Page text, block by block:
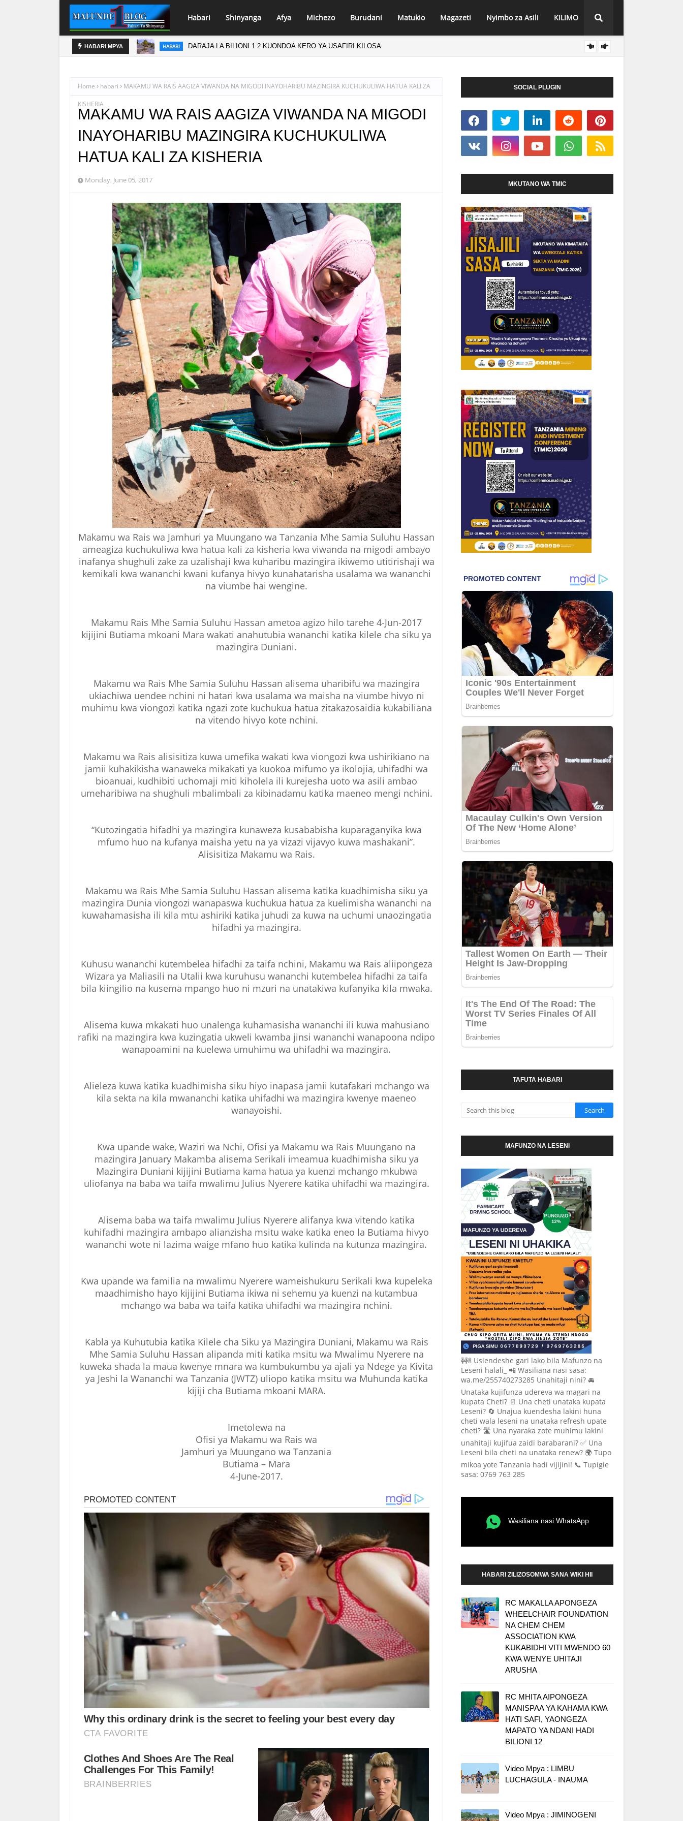
Habari Shinyanga Afya Michezo Burudani Matukio Magazeti Nyimbo za Asili KILIMO
HABARI MPYA
HABARI DARAJA LA BILIONI 1.2 KUONDOA KERO YA USAFIRI KILOSA
Home habari MAKAMU WA RAIS AAGIZA VIWANDA NA MIGODI INAYOHARIBU MAZINGIRA KUCHUKULIWA HATUA KALI ZA
KISHERIA
MAKAMU WA RAIS AAGIZA VIWANDA NA MIGODI
INAYOHARIBU MAZINGIRA KUCHUKULIWA
HATUA KALI ZA KISHERIA
Monday, June 05, 2017
Makamu wa Rais wa Jamhuri ya Muungano wa Tanzania Mhe Samia Suluhu Hassan
ameagiza kuchukuliwa kwa hatua kali za kisheria kwa viwanda na migodi ambayo
inafanya shughuli zake za uzalishaji kwa kuharibu mazingira ikiwemo utitirishaji wa
kemikali kwa wananchi kwani kufanya hivyo kunahatarisha usalama wa wananchi
na viumbe hai wengine.
Makamu Rais Mhe Samia Suluhu Hassan ametoa agizo hilo tarehe 4-Jun-2017
kijijini Butiama mkoani Mara wakati anahutubia wananchi katika kilele cha siku ya
mazingira Duniani.
Makamu wa Rais Mhe Samia Suluhu Hassan alisema uharibifu wa mazingira
ukiachiwa uendee nchini ni hatari kwa usalama wa maisha na viumbe hivyo ni
muhimu kwa viongozi katika ngazi zote kuchukua hatua zitakazosaidia kukabiliana
na vitendo hivyo kote nchini.
Makamu wa Rais alisisitiza kuwa umefika wakati kwa viongozi kwa ushirikiano na
jamii kuhakikisha wanaweka mikakati ya kuokoa mifumo ya ikolojia, uhifadhi wa
bioanuai, kudhibiti uchomaji miti kiholela ili kurejesha uoto wa asili ambao
umeharibiwa na shughuli mbalimbali za kibinadamu katika maeneo mengi nchini.
“Kutozingatia hifadhi ya mazingira kunaweza kusababisha kuparaganyika kwa
mfumo huo na kufanya maisha yetu na ya vizazi vijavyo kuwa mashakani”.
Alisisitiza Makamu wa Rais.
Makamu wa Rais Mhe Samia Suluhu Hassan alisema katika kuadhimisha siku ya
mazingira Dunia viongozi wanapaswa kuchukua hatua za kuelimisha wananchi na
kuwahamasisha ili kila mtu ashiriki katika juhudi za kuwa na uchumi unaozingatia
hifadhi ya mazingira.
Kuhusu wananchi kutembelea hifadhi za taifa nchini, Makamu wa Rais aliipongeza
Wizara ya Maliasili na Utalii kwa kuruhusu wananchi kutembelea hifadhi za taifa
bila kiingilio na kusema mpango huo ni mzuri na unatakiwa kufanyika kila mwaka.
Alisema kuwa mkakati huo unalenga kuhamasisha wananchi ili kuwa mahusiano
rafiki na mazingira kwa kuzingatia ukweli kwamba jinsi wananchi wanapoona ndipo
wanapoamini na kuelewa umuhimu wa uhifadhi wa mazingira.
Alieleza kuwa katika kuadhimisha siku hiyo inapasa jamii kutafakari mchango wa
kila sekta na kila mwananchi katika uhifadhi wa mazingira kwenye maeneo
wanayoishi.
Kwa upande wake, Waziri wa Nchi, Ofisi ya Makamu wa Rais Muungano na
mazingira January Makamba alisema Serikali imeamua kuadhimisha siku ya
Mazingira Duniani kijijini Butiama kama hatua ya kuenzi mchango mkubwa
uliofanya na baba wa taifa mwalimu Julius Nyerere katika uhifadhi wa mazingira.
Alisema baba wa taifa mwalimu Julius Nyerere alifanya kwa vitendo katika
kuhifadhi mazingira ambapo alianzisha msitu wake katika eneo la Butiama hivyo
wananchi wote ni lazima waige mfano huo katika kulinda na kutunza mazingira.
Kwa upande wa familia na mwalimu Nyerere wameishukuru Serikali kwa kupeleka
maadhimisho hayo kijijini Butiama ikiwa ni sehemu ya kuenzi na kutambua
mchango wa baba wa taifa katika uhifadhi wa mazingira nchini.
Kabla ya Kuhutubia katika Kilele cha Siku ya Mazingira Duniani, Makamu wa Rais
Mhe Samia Suluhu Hassan alipanda miti katika msitu wa Mwalimu Nyerere na
kuweka shada la maua kwenye mnara wa kumbukumbu ya ajali ya Ndege ya Kivita
ya Jeshi la Wananchi wa Tanzania (JWTZ) uliopo katika msitu wa Muhunda katika
kijiji cha Butiama mkoani MARA.
Imetolewa na
Ofisi ya Makamu wa Rais wa
Jamhuri ya Muungano wa Tanzania
Butiama – Mara
4-June-2017.
SOCIAL PLUGIN
MKUTANO WA TMIC
TAFUTA HABARI
MAFUNZO NA LESENI
🚧🚦 Usiendeshe gari lako bila Mafunzo na
Leseni halali_ 📲 Wasiliana nasi sasa:
wa.me/255740273285 Unahitaji nini? 🚘
Unataka kujifunza udereva wa magari na
kupata Cheti? 📄 Una cheti unataka kupata
Leseni? 🔄 Unajua kuendesha lakini huna
cheti wala leseni na unataka refresh upate
cheti? 🛣️ Una nyaraka zote muhimu lakini
unahitaji kujifua zaidi barabarani? ✅ Una
Leseni bila cheti na unataka renew? 🌍 Tupo
mikoa yote Tanzania hadi vijijini! 📞 Tupigie
sasa: 0769 763 285
Wasiliana nasi WhatsApp
HABARI ZILIZOSOMWA SANA WIKI HII
RC MAKALLA APONGEZA
WHEELCHAIR FOUNDATION
NA CHEM CHEM
ASSOCIATION KWA
KUKABIDHI VITI MWENDO 60
KWA WENYE UHITAJI
ARUSHA
RC MHITA AIPONGEZA
MANISPAA YA KAHAMA KWA
HATI SAFI, YAONGEZA
MAPATO YA NDANI HADI
BILIONI 12
Video Mpya : LIMBU
LUCHAGULA - INAUMA
Video Mpya : JIMINOGENI